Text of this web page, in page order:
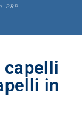
PRP
capelli
in